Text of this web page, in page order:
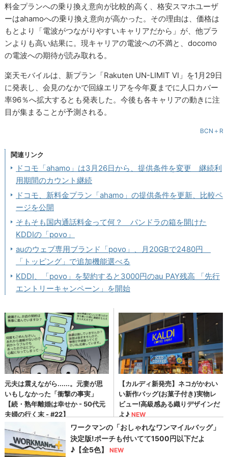
料金プランへの乗り換え意向が比較的高く、格安スマホユーザ
ーはahamoへの乗り換え意向が高かった。その理由は、価格は
もとより「電波がつながりやすいキャリアだから」が、他プラ
ンよりも高い結果に。現キャリアの電波への不満と、docomo
の電波への期待が読み取れる。
楽天モバイルは、新プラン「Rakuten UN-LIMIT VI」を1月29日
に発表し、会見のなかで回線エリアを今年夏までに人口カバー
率96％へ拡大するとも発表した。今後も各キャリアの動きに注
目が集まることが予測される。
BCN＋R
関連リンク
ドコモ「ahamo」は3月26日から、提供条件を変更 継続利
用期間のカウント継続
ドコモ、新料金プラン「ahamo」の提供条件を更新、比較ペ
ージを公開
そもそも国内通話料金って何？ パンドラの箱を開けた
KDDIの「povo」
auのウェブ専用ブランド「povo」、月20GBで2480円
「トッピング」で追加機能選べる
KDDI、「povo」を契約すると3000円のau PAY残高 「先行
エントリーキャンペーン」を開始